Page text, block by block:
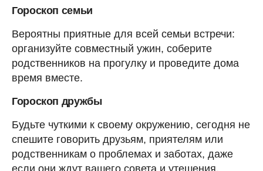
Гороскоп семьи
Вероятны приятные для всей семьи встречи:
организуйте совместный ужин, соберите
родственников на прогулку и проведите дома
время вместе.
Гороскоп дружбы
Будьте чуткими к своему окружению, сегодня не
спешите говорить друзьям, приятелям или
родственникам о проблемах и заботах, даже
если они ждут вашего совета и утешения.